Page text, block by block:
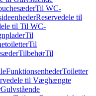
Til WC-
Reservedele til
til Til WC-
Til
Til
TilbehørTil
FunktionsenhederToiletter
til Væghængte
Gulvstående